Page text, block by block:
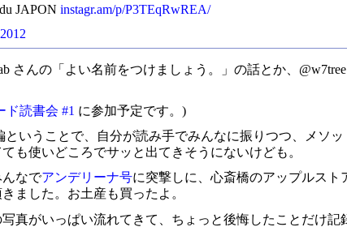
JAPON instagr.am/p/P3TEqRwREA/
さんの「よい名前をつけましょう。」の話とか、
ド読書会 #1 に参加予定です。)
ということで、自分が読み手でみんなに振りつつ、メソ
も使いどころでサッと出てきそうにないけども。
なでアンデリーナ号に突撃しに、心斎橋のアップルス
ました。お土産も買ったよ。
真がいっぱい流れてきて、ちょっと後悔したことだけ記